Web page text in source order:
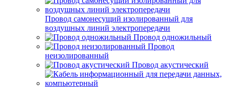
Провод самонесущий изолированный для
воздушных линий электропередачи
Провод одножильный
Провод
неизолированный
Провод акустический